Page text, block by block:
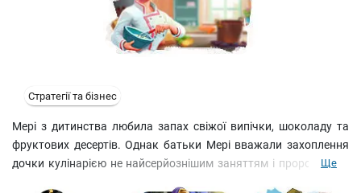
Стратегії та бізнес
Мері з дитинства любила запах свіжої випічки, шоколаду та
фруктових десертів. Однак батьки Мері вважали захоплення
дочки кулінарією не найсерйознішим заняттям і пророкували
Ще